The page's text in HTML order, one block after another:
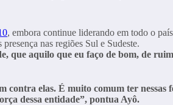
, embora continue liderando em todo o
nas regiões Sul e Sudeste.
que aquilo que eu faço de bom, de
elas. É muito comum ter nessas
dessa entidade”, pontua Ayô.